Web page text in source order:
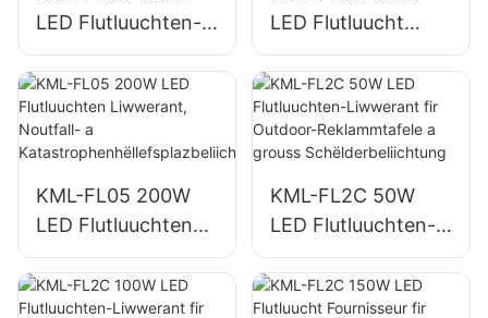
LED Flutluuchten-
Liwwerant fir
Gebaifassaden a
Baustellenbeliichtu
ng
LED Flutluucht
Fournisseur fir
Parkplazen a
Lagerberäicher
Beliichtung
KML-FL05 200W
LED Flutluuchten
Liwwerant,
Noutfall- a
Katastrophenhëllef
KML-FL2C 50W
LED Flutluuchten-
Liwwerant fir
Outdoor-
Reklammtafele a